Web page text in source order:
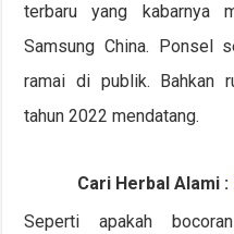
terbaru yang kabarnya
Samsung China. Ponsel
ramai di publik. Bahkan
tahun 2022 mendatang.
Cari Herbal Alami :
Seperti apakah